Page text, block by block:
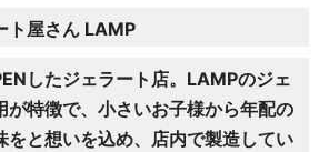
ト屋さん LAMP
したジェラート店。LAMPのジェ
が特徴で、小さいお子様から年配の
をと想いを込め、店内で製造してい